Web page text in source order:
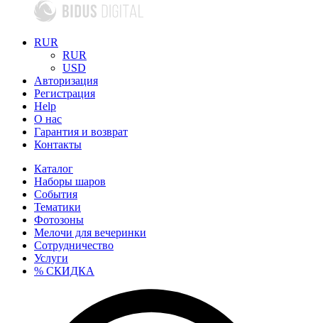
RUR
RUR
USD
Авторизация
Регистрация
Help
О нас
Гарантия и возврат
Контакты
Каталог
Наборы шаров
События
Тематики
Фотозоны
Мелочи для вечеринки
Сотрудничество
Услуги
% СКИДКА